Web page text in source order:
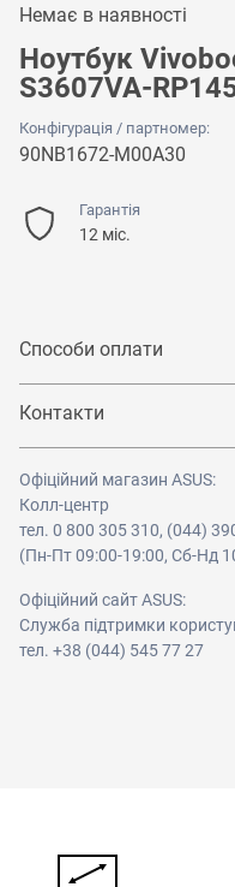
Немає в наявності
Ноутбук
S3607VA-
Конфігурація / партномер:
90NB1672-M00A30
Гарантія
12 міс.
Способи оплати
Контакти
Офіційний магазин ASUS:
Колл-центр
тел. 0 800 305 310, (044)
(Пн-Пт 09:00-19:00, Сб-Нд
Офіційний сайт ASUS:
Служба підтримки
тел. +38 (044) 545 77 27